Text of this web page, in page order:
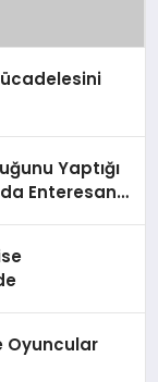
Yaptığı
Enteresan
Oyuncular